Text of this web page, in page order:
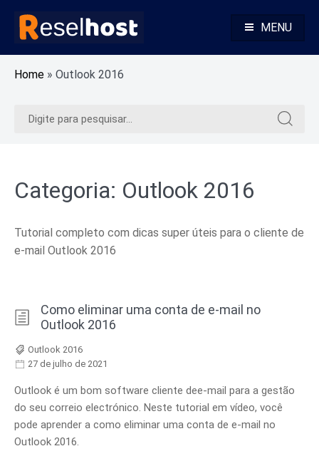
para
Reselhost
Alojamento Web Rápido e Seguro Revenda Alojamento Web
MENU
Home » Outlook 2016
Pesquisar
por:
Categoria: Outlook 2016
Tutorial completo com dicas super úteis para o cliente de
e-mail Outlook 2016
Como eliminar uma conta de e-mail no
Outlook 2016
Outlook 2016
27 de julho de 2021
Outlook é um bom software cliente dee-mail para a gestão
do seu correio electrónico. Neste tutorial em vídeo, você
pode aprender a como eliminar uma conta de e-mail no
Outlook 2016.